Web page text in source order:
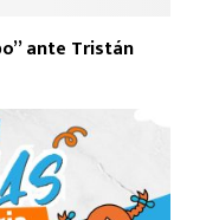
ante Tristán